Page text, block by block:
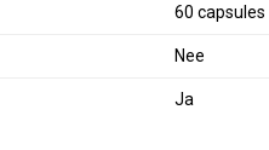
60 capsules
Nee
Ja